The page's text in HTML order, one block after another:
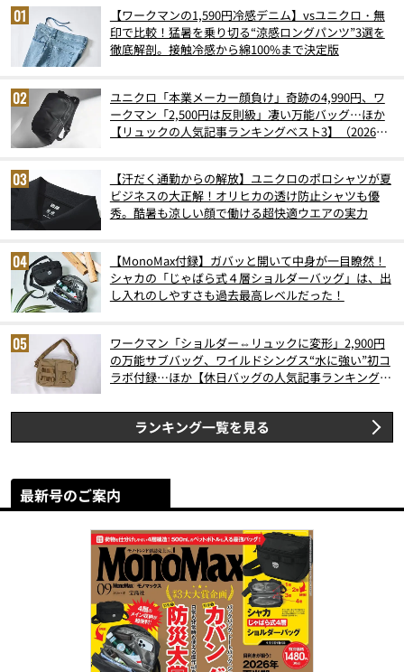
【ワークマンの1,590円冷感デニム】vsユニクロ・無
印で比較！猛暑を乗り切る“涼感ロングパンツ”3選を
徹底解剖。接触冷感から綿100%まで決定版
ユニクロ「本業メーカー顔負け」奇跡の4,990円、ワ
ークマン「2,500円は反則級」凄い万能バッグ…ほか
【リュックの人気記事ランキングベスト3】（2026年
【汗だく通勤からの解放】ユニクロのポロシャツが夏
ビジネスの大正解！オリヒカの透け防止シャツも優
秀。酷暑も涼しい顔で働ける超快適ウエアの実力
【MonoMax付録】ガバッと開いて中身が一目瞭然！
シャカの「じゃばら式４層ショルダーバッグ」は、出
し入れのしやすさも過去最高レベルだった！
ワークマン「ショルダー⇔リュックに変形」2,900円
の万能サブバッグ、ワイルドシングス“水に強い”初コ
ラボ付録…ほか【休日バッグの人気記事ランキングベ
ランキング一覧を見る
最新号のご案内